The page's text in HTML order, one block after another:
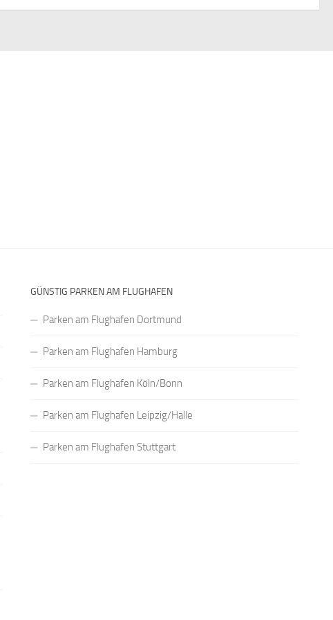
GÜNSTIG PARKEN AM FLUGHAFEN
Parken am Flughafen Dortmund
Parken am Flughafen Hamburg
Parken am Flughafen Köln/Bonn
Parken am Flughafen Leipzig/Halle
Parken am Flughafen Stuttgart